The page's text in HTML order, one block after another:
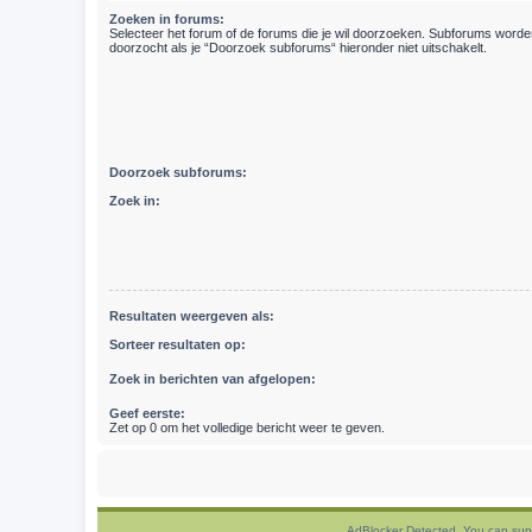
Zoeken in forums:
Selecteer het forum of de forums die je wil doorzoeken. Subforums
doorzocht als je “Doorzoek subforums“ hieronder niet uitschakelt.
Doorzoek subforums:
Zoek in:
Resultaten weergeven als:
Sorteer resultaten op:
Zoek in berichten van afgelopen:
Geef eerste:
Zet op 0 om het volledige bericht weer te geven.